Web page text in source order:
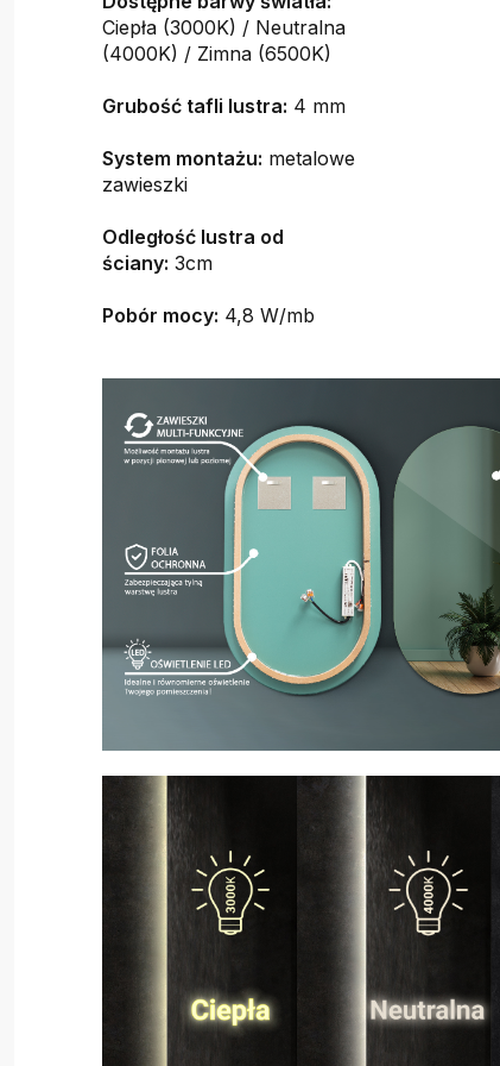
Ciepła (3000K) / Neutralna
(4000K) / Zimna (6500K)
Grubość tafli lustra: 4 mm
System montażu: metalowe
zawieszki
Odległość lustra od
ściany: 3cm
Pobór mocy: 4,8 W/mb